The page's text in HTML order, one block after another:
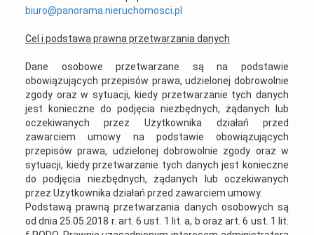
biuro@panorama.nieruchomosci.pl
Cel i podstawa prawna przetwarzania danych
Dane osobowe przetwarzane są na podstawie
obowiązujących przepisów prawa, udzielonej dobrowolnie
zgody oraz w sytuacji, kiedy przetwarzanie tych danych
jest konieczne do podjęcia niezbędnych, żądanych lub
oczekiwanych przez Użytkownika działań przed
zawarciem umowy na podstawie obowiązujących
przepisów prawa, udzielonej dobrowolnie zgody oraz w
sytuacji, kiedy przetwarzanie tych danych jest konieczne
do podjęcia niezbędnych, żądanych lub oczekiwanych
przez Użytkownika działań przed zawarciem umowy.
Podstawą prawną przetwarzania danych osobowych są
od dnia 25.05.2018 r. art. 6 ust. 1 lit. a, b oraz art. 6 ust. 1 lit.